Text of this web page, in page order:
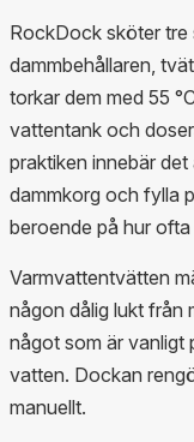
RockDock sköter tre
dammbehållaren,
torkar dem med 55
vattentank och
praktiken innebär
dammkorg och fylla
beroende på hur ofta
Varmvattentvätten
någon dålig lukt från
något som är vanligt
vatten. Dockan
manuellt.